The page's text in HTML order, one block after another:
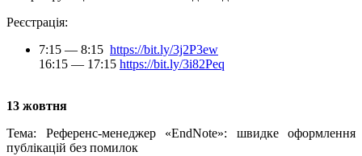
Реєстрація:
7:15 — 8:15 https://bit.ly/3j2P3ew
16:15 — 17:15 https://bit.ly/3i82Peq
13 жовтня
Тема: Референс-менеджер «EndNote»: швидке оформлення
публікацій без помилок